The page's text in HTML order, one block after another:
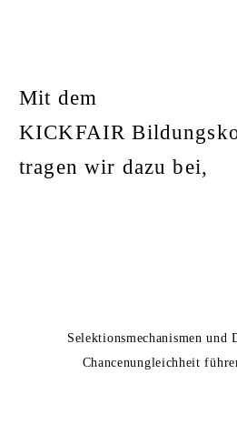
Mit dem
KICKFAIR
tragen wir dazu bei,
Selektionsmechanismen und
Chancenungleichheit